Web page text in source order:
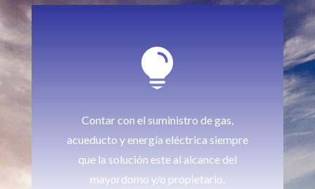

Contar con el suministro de gas,
acueducto y energía eléctrica siempre
que la solución este al alcance del
mayordomo y/o propietario.